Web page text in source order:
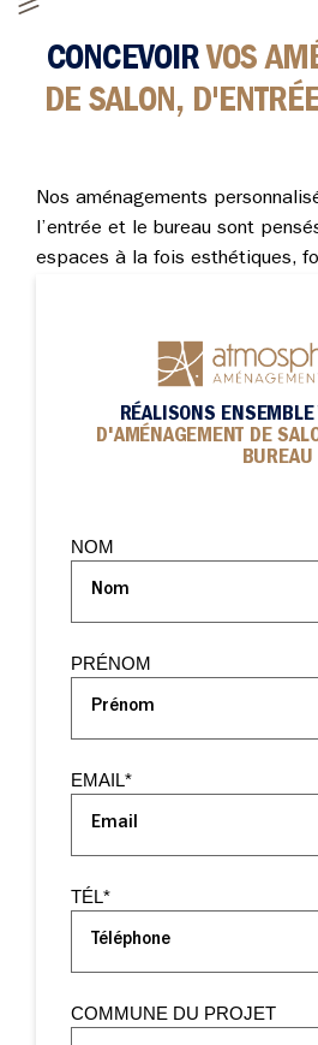
CONCEVOIRVOS
DE SALON,
Nos aménagements
l’entrée et le bureau sont
espaces à la fois esthétiques,
globale, afin d’harmoniser les
et les usages de votre intérieur.
Dans le salon, nous imaginons
éléments décoratifs, avec la
ces aménagements avec ceux
une pièce de vie fluide et
Pour le bureau, nous concevons
confortable et ergonomique,
l’esthétique de votre intérieur.
à part entière. Nous créons des
et fonctionnels grâce à des
permettant de dissimuler
solutions pratiques pour vider
RÉALISONS ENSEMBLE
D'AMÉNAGEMENT DE
BUREAU
NOM
PRÉNOM
EMAIL*
TÉL*
COMMUNE DU PROJET